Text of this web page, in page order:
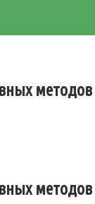
методов
методов